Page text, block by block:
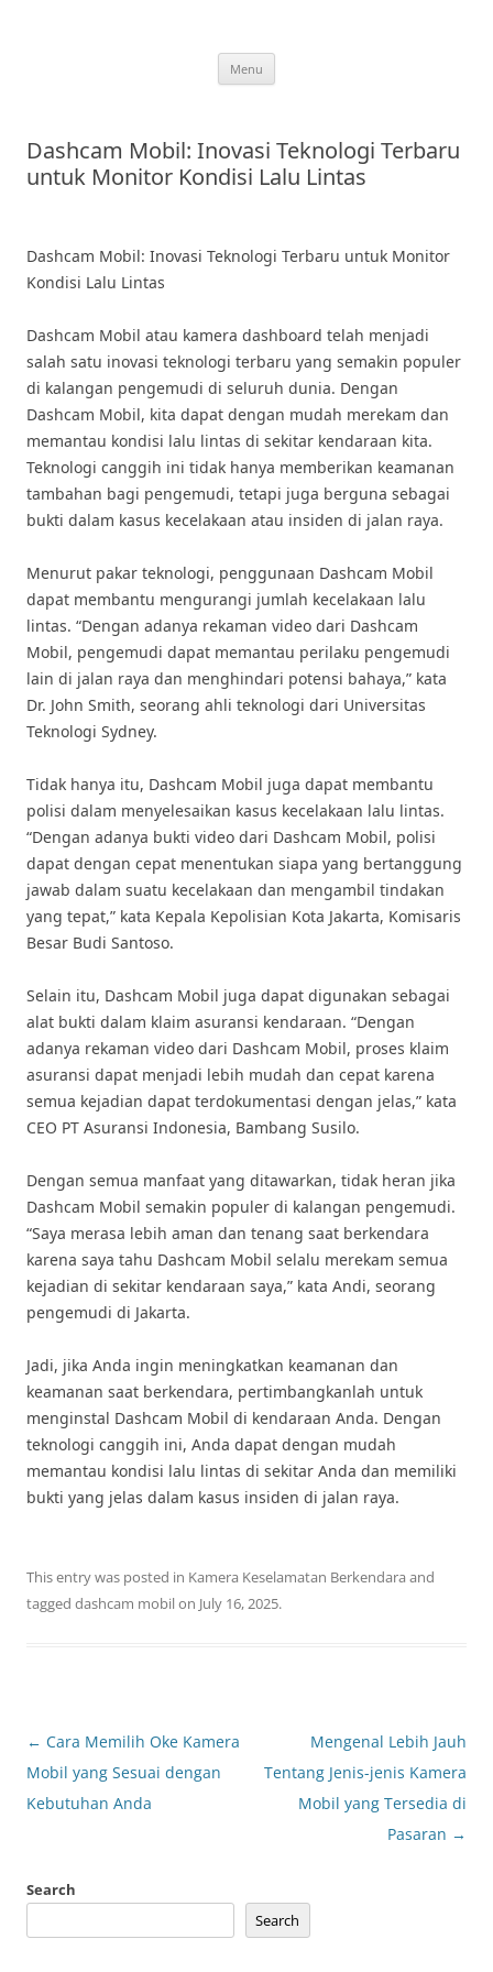
Menu
Dashcam Mobil: Inovasi Teknologi Terbaru
untuk Monitor Kondisi Lalu Lintas
Dashcam Mobil: Inovasi Teknologi Terbaru untuk Monitor
Kondisi Lalu Lintas
Dashcam Mobil atau kamera dashboard telah menjadi
salah satu inovasi teknologi terbaru yang semakin populer
di kalangan pengemudi di seluruh dunia. Dengan
Dashcam Mobil, kita dapat dengan mudah merekam dan
memantau kondisi lalu lintas di sekitar kendaraan kita.
Teknologi canggih ini tidak hanya memberikan keamanan
tambahan bagi pengemudi, tetapi juga berguna sebagai
bukti dalam kasus kecelakaan atau insiden di jalan raya.
Menurut pakar teknologi, penggunaan Dashcam Mobil
dapat membantu mengurangi jumlah kecelakaan lalu
lintas. “Dengan adanya rekaman video dari Dashcam
Mobil, pengemudi dapat memantau perilaku pengemudi
lain di jalan raya dan menghindari potensi bahaya,” kata
Dr. John Smith, seorang ahli teknologi dari Universitas
Teknologi Sydney.
Tidak hanya itu, Dashcam Mobil juga dapat membantu
polisi dalam menyelesaikan kasus kecelakaan lalu lintas.
“Dengan adanya bukti video dari Dashcam Mobil, polisi
dapat dengan cepat menentukan siapa yang bertanggung
jawab dalam suatu kecelakaan dan mengambil tindakan
yang tepat,” kata Kepala Kepolisian Kota Jakarta, Komisaris
Besar Budi Santoso.
Selain itu, Dashcam Mobil juga dapat digunakan sebagai
alat bukti dalam klaim asuransi kendaraan. “Dengan
adanya rekaman video dari Dashcam Mobil, proses klaim
asuransi dapat menjadi lebih mudah dan cepat karena
semua kejadian dapat terdokumentasi dengan jelas,” kata
CEO PT Asuransi Indonesia, Bambang Susilo.
Dengan semua manfaat yang ditawarkan, tidak heran jika
Dashcam Mobil semakin populer di kalangan pengemudi.
“Saya merasa lebih aman dan tenang saat berkendara
karena saya tahu Dashcam Mobil selalu merekam semua
kejadian di sekitar kendaraan saya,” kata Andi, seorang
pengemudi di Jakarta.
Jadi, jika Anda ingin meningkatkan keamanan dan
keamanan saat berkendara, pertimbangkanlah untuk
menginstal Dashcam Mobil di kendaraan Anda. Dengan
teknologi canggih ini, Anda dapat dengan mudah
memantau kondisi lalu lintas di sekitar Anda dan memiliki
bukti yang jelas dalam kasus insiden di jalan raya.
This entry was posted in Kamera Keselamatan Berkendara and
tagged dashcam mobilon July 16, 2025.
Post
navigation
← Cara Memilih Oke Kamera
Mobil yang Sesuai dengan
Kebutuhan Anda
Mengenal Lebih Jauh
Tentang Jenis-jenis Kamera
Mobil yang Tersedia di
Pasaran →
Search
Search